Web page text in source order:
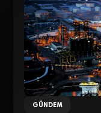
GÜNDEM